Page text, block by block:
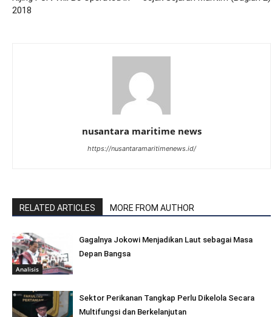
2018
nusantara maritime news
https://nusantaramaritimenews.id/
RELATED ARTICLES MORE FROM AUTHOR
Analisis
Gagalnya Jokowi Menjadikan Laut sebagai Masa
Depan Bangsa
Sektor Perikanan Tangkap Perlu Dikelola Secara
Multifungsi dan Berkelanjutan